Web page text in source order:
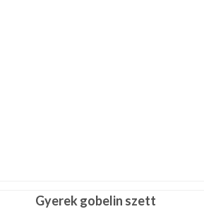
Gyerek gobelin szett